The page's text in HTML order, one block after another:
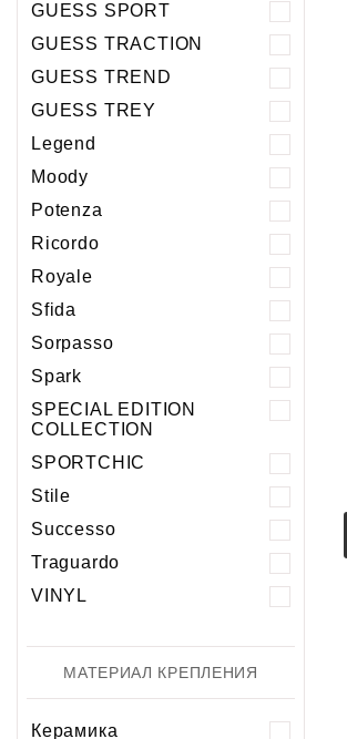
GUESS SPORT
GUESS TRACTION
GUESS TREND
GUESS TREY
Legend
Moody
Potenza
Ricordo
Royale
Sfida
Sorpasso
Spark
SPECIAL EDITION
COLLECTION
SPORTCHIC
Stile
Successo
Traguardo
VINYL
МАТЕРИАЛ КРЕПЛЕНИЯ
Керамика